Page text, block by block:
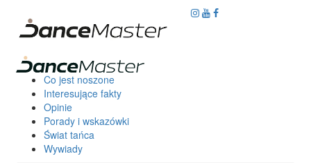
Co jest noszone
Interesujące fakty
Opinie
Porady i wskazówki
Świat tańca
Wywiady